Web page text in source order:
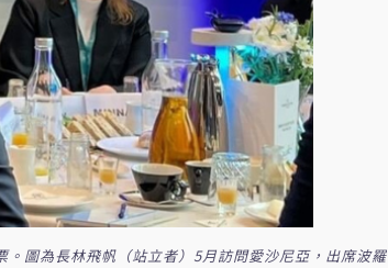
圖為長林飛帆（站立者）5月訪問愛沙尼亞，出席波羅